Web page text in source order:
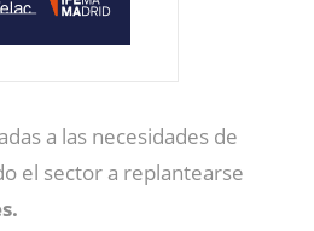
a las necesidades de
el sector a replantearse